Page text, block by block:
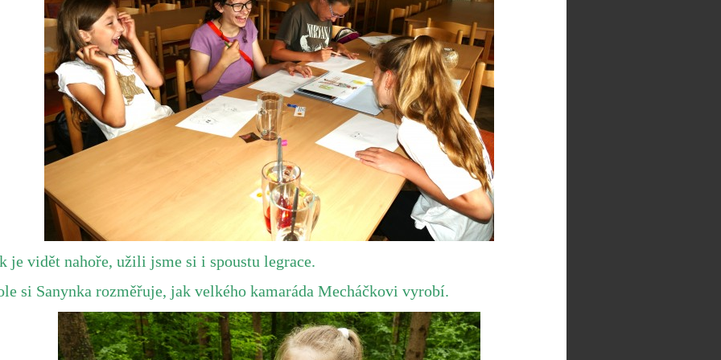
je vidět nahoře, užili jsme si i spoustu legrace.
si Sanynka rozměřuje, jak velkého kamaráda Mecháčkovi vyrobí.